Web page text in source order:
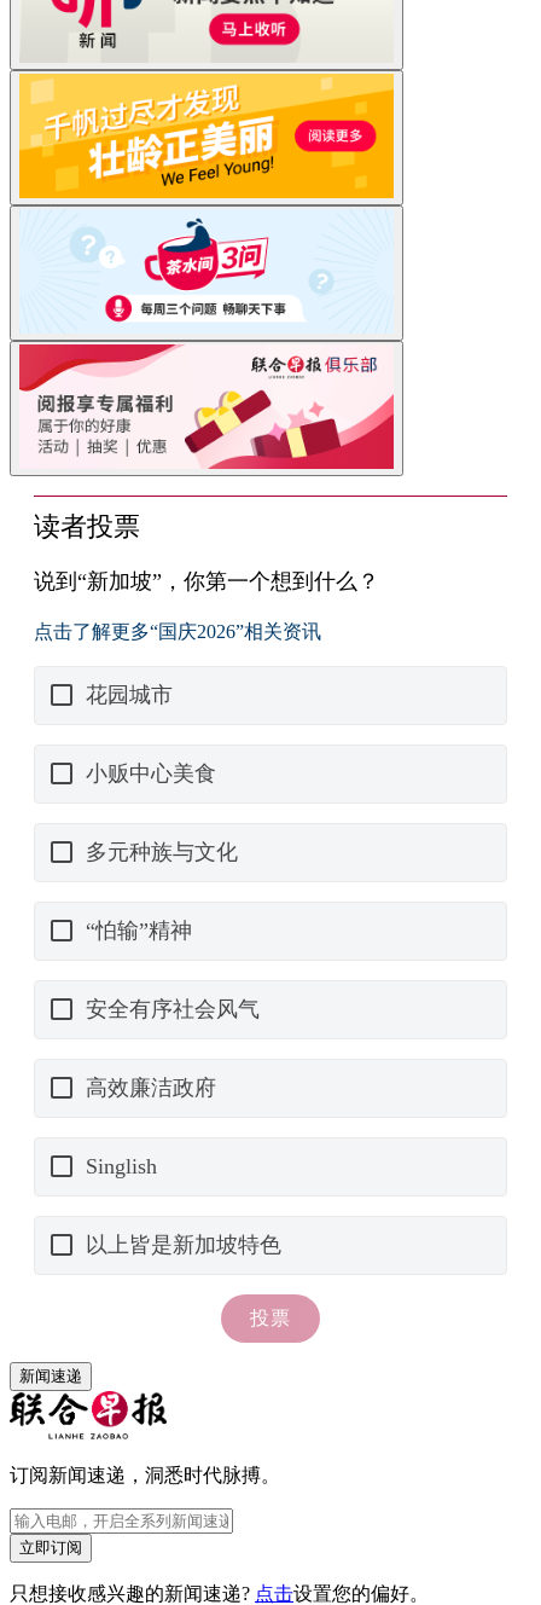
新闻速递
订阅新闻速递，洞悉时代脉搏。
立即订阅
只想接收感兴趣的新闻速递? 点击设置您的偏好。